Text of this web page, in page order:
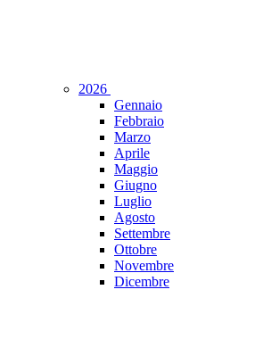
2026
Gennaio
Febbraio
Marzo
Aprile
Maggio
Giugno
Luglio
Agosto
Settembre
Ottobre
Novembre
Dicembre